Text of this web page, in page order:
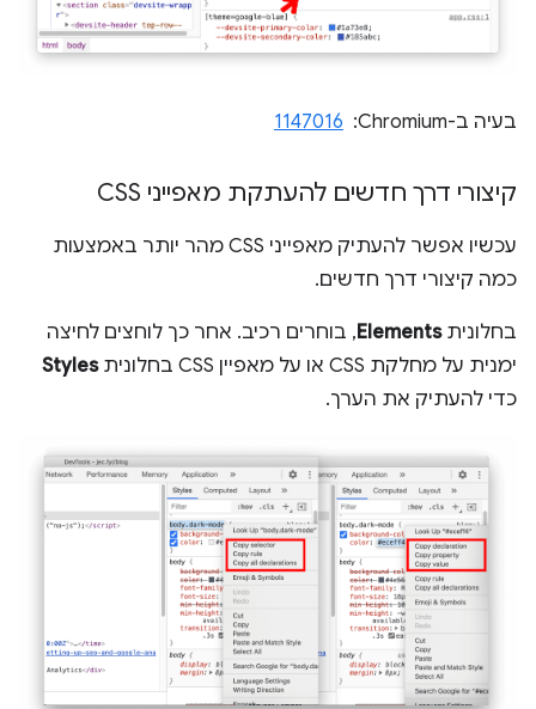
בעיה ב-Chromium: ‏ 1147016
קיצורי דרך חדשים להעתקת מאפייני CSS
עכשיו אפשר להעתיק מאפייני CSS מהר יותר באמצעות
כמה קיצורי דרך חדשים.
בחלוניתElements, בוחרים רכיב. אחר כך לוחצים לחיצה
ימנית על מחלקת CSS או על מאפיין CSS בחלונית
Styles
כדי להעתיק את הערך.